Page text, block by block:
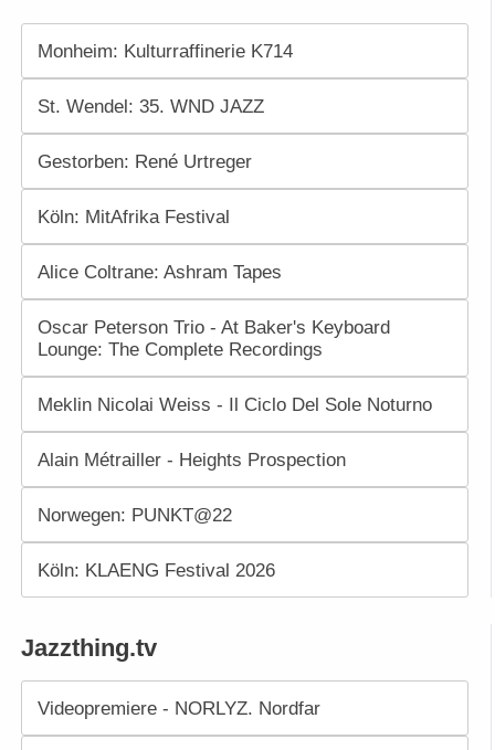
Monheim: Kulturraffinerie K714
St. Wendel: 35. WND JAZZ
Gestorben: René Urtreger
Köln: MitAfrika Festival
Alice Coltrane: Ashram Tapes
Oscar Peterson Trio - At Baker's Keyboard
Lounge: The Complete Recordings
Meklin Nicolai Weiss - Il Ciclo Del Sole Noturno
Alain Métrailler - Heights Prospection
Norwegen: PUNKT@22
Köln: KLAENG Festival 2026
Jazzthing.tv
Videopremiere - NORLYZ. Nordfar